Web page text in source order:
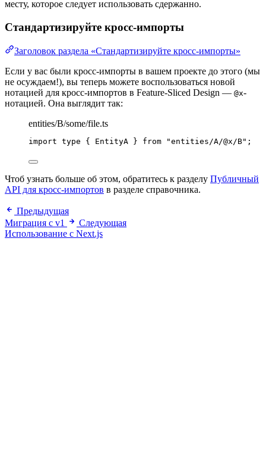
месту, которое следует использовать сдержанно.
Стандартизируйте кросс-импорты
Заголовок раздела «Стандартизируйте кросс-импорты»
Если у вас были кросс-импорты в вашем проекте до этого (мы
не осуждаем!), вы теперь можете воспользоваться новой
нотацией для кросс-импортов в Feature-Sliced Design — @x-
нотацией. Она выглядит так:
entities/B/some/file.ts
import type { EntityA } from "entities/A/@x/B" ;
Чтоб узнать больше об этом, обратитесь к разделу Публичный
API для кросс-импортов в разделе справочника.
Предыдущая
Миграция с v1
Следующая
Использование с Next.js